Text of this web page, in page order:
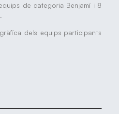
de categoria Benjamí i 8
dels equips participants